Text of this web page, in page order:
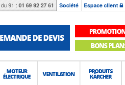
91 : 01 69 92 27 61 Société Espace client
DE DEVIS
BONS
MOTEUR
ÉLECTRIQUE VENTILATION PRODUITS
KÄRCHER